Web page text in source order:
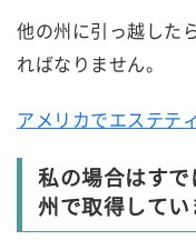
他の州に引っ越した
ればなりません。
アメリカでエステテ
私の場合はす
州で取得してい